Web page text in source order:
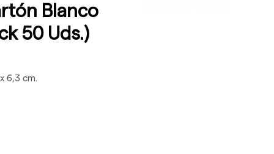
Blanco
50 Uds.)
6,3 cm.